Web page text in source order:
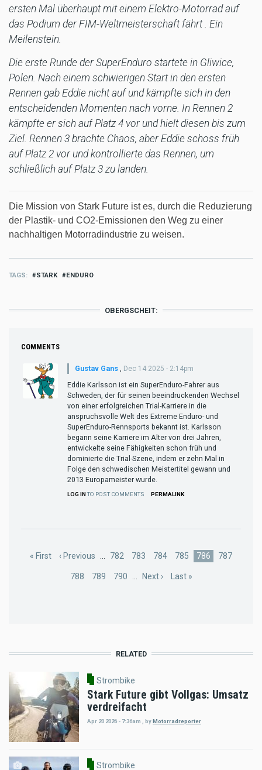
ersten Mal überhaupt mit einem Elektro-Motorrad auf
das Podium der FIM-Weltmeisterschaft fährt . Ein
Meilenstein.
Die erste Runde der SuperEnduro startete in Gliwice,
Polen. Nach einem schwierigen Start in den ersten
Rennen gab Eddie nicht auf und kämpfte sich in den
entscheidenden Momenten nach vorne. In Rennen 2
kämpfte er sich auf Platz 4 vor und hielt diesen bis zum
Ziel. Rennen 3 brachte Chaos, aber Eddie schoss früh
auf Platz 2 vor und kontrollierte das Rennen, um
schließlich auf Platz 3 zu landen.
Die Mission von Stark Future ist es, durch die Reduzierung
der Plastik- und CO2-Emissionen den Weg zu einer
nachhaltigen Motorradindustrie zu weisen.
TAGS STARK ENDURO
OBERGSCHEIT:
COMMENTS
Gustav Gans Dec 14 2025 - 2:14pm
Eddie Karlsson ist ein SuperEnduro-Fahrer aus
Schweden, der für seinen beeindruckenden Wechsel
von einer erfolgreichen Trial-Karriere in die
anspruchsvolle Welt des Extreme Enduro- und
SuperEnduro-Rennsports bekannt ist. Karlsson
begann seine Karriere im Alter von drei Jahren,
entwickelte seine Fähigkeiten schon früh und
dominierte die Trial-Szene, indem er zehn Mal in
Folge den schwedischen Meistertitel gewann und
2013 Europameister wurde.
LOG IN TO POST COMMENTS PERMALINK
First
« First
Previous
‹ Previous Page
782 Page
783 Page
784 Page
785
Current
786 Page
787
Page
788 Page
789 Page
790
Next
Next ›
Last
Last »
RELATED
Strombike
Stark Future gibt Vollgas: Umsatz
verdreifacht
Apr 20 2026 - 7:36am byMotorradreporter
Strombike